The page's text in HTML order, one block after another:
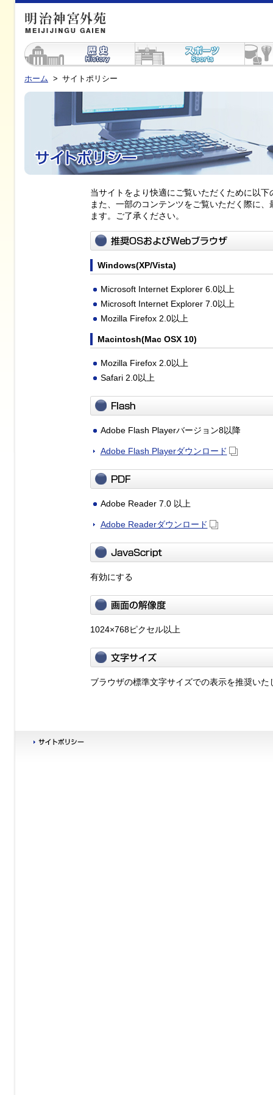
ホーム > サイトポリシー
当サイトをより快適にご覧いただくために以下
また、一部のコンテンツをご覧いただく際に
ます。ご了承ください。
Windows(XP/Vista)
Microsoft Internet Explorer 6.0以上
Microsoft Internet Explorer 7.0以上
Mozilla Firefox 2.0以上
Macintosh(Mac OSX 10)
Mozilla Firefox 2.0以上
Safari 2.0以上
Adobe Flash Playerバージョン8以降
Adobe Flash Playerダウンロード
Adobe Reader 7.0 以上
Adobe Readerダウンロード
有効にする
1024×768ピクセル以上
ブラウザの標準文字サイズでの表示を推奨いた